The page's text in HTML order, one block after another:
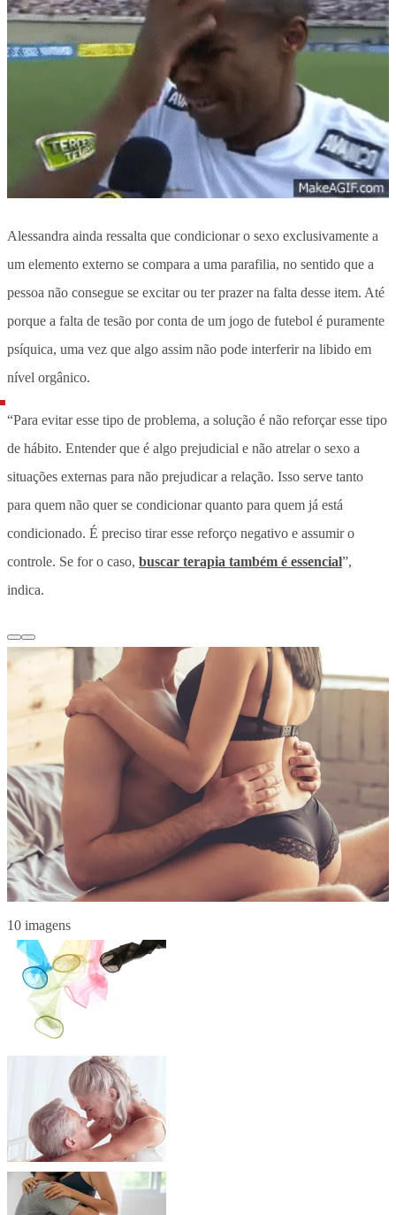
Alessandra ainda ressalta que condicionar o sexo exclusivamente a
um elemento externo se compara a uma parafilia, no sentido que a
pessoa não consegue se excitar ou ter prazer na falta desse item. Até
porque a falta de tesão por conta de um jogo de futebol é puramente
psíquica, uma vez que algo assim não pode interferir na libido em
nível orgânico.
“Para evitar esse tipo de problema, a solução é não reforçar esse tipo
de hábito. Entender que é algo prejudicial e não atrelar o sexo a
situações externas para não prejudicar a relação. Isso serve tanto
para quem não quer se condicionar quanto para quem já está
condicionado. É preciso tirar esse reforço negativo e assumir o
controle. Se for o caso, buscar terapia também é essencial”,
indica.
10 imagens